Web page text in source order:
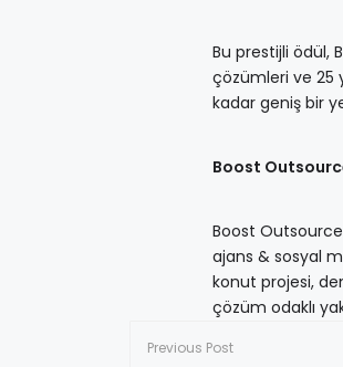
Bu prestijli ödül,
çözümleri ve 25
kadar geniş bir
Boost
Boost Outsource
ajans & sosyal
konut projesi,
çözüm odaklı
Previous Post